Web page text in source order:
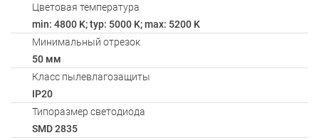
Цветовая температура
min: 4800 K; typ: 5000 K; max: 5200 K
Минимальный отрезок
50 мм
Класс пылевлагозащиты
IP20
Типоразмер светодиода
SMD 2835